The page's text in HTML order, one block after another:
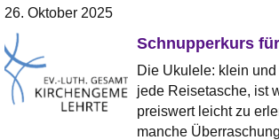
26. Oktober 2025
Schnupperkurs
Die Ukulele: klein
jede Reisetasche, ist
preiswert leicht zu
manche